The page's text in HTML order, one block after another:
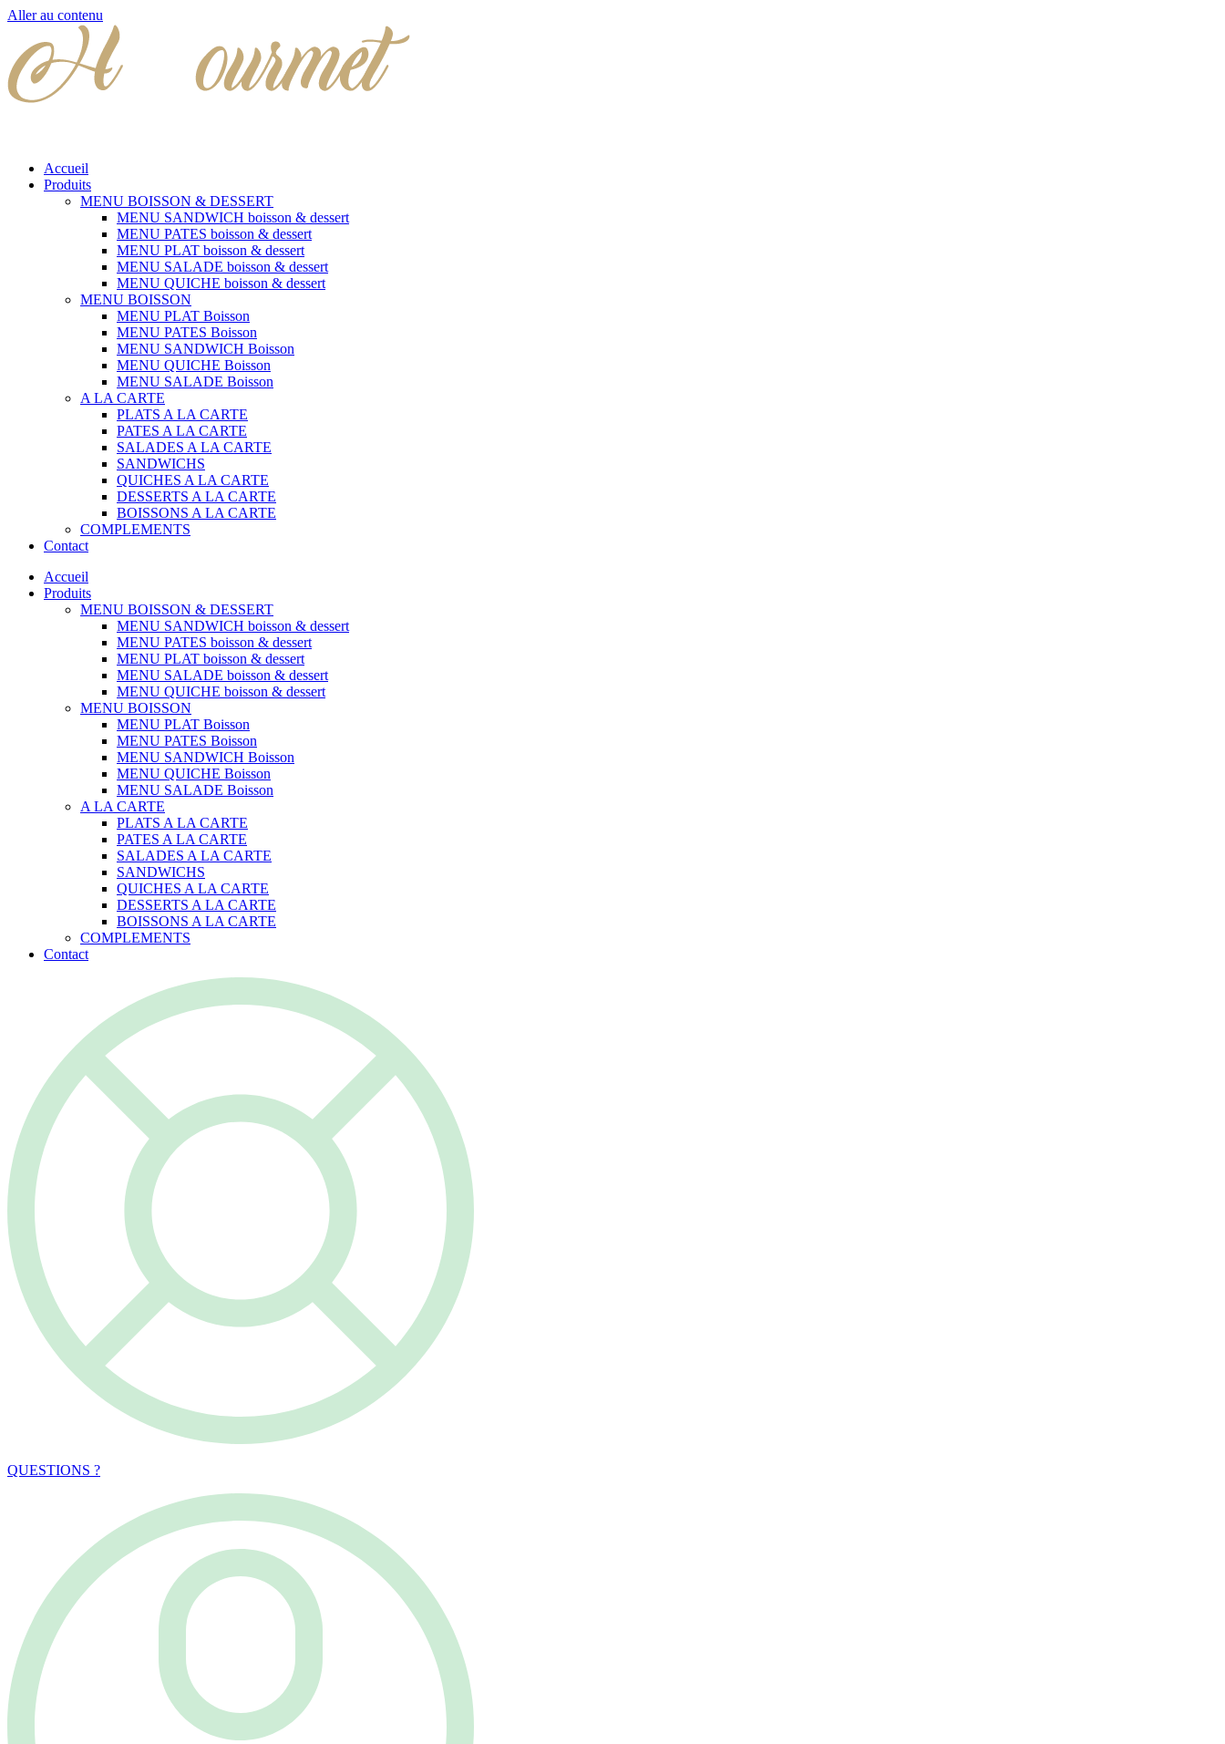
Aller au contenu
Accueil
Produits
MENU BOISSON & DESSERT
MENU SANDWICH boisson & dessert
MENU PATES boisson & dessert
MENU PLAT boisson & dessert
MENU SALADE boisson & dessert
MENU QUICHE boisson & dessert
MENU BOISSON
MENU PLAT Boisson
MENU PATES Boisson
MENU SANDWICH Boisson
MENU QUICHE Boisson
MENU SALADE Boisson
A LA CARTE
PLATS A LA CARTE
PATES A LA CARTE
SALADES A LA CARTE
SANDWICHS
QUICHES A LA CARTE
DESSERTS A LA CARTE
BOISSONS A LA CARTE
COMPLEMENTS
Contact
Accueil
Produits
MENU BOISSON & DESSERT
MENU SANDWICH boisson & dessert
MENU PATES boisson & dessert
MENU PLAT boisson & dessert
MENU SALADE boisson & dessert
MENU QUICHE boisson & dessert
MENU BOISSON
MENU PLAT Boisson
MENU PATES Boisson
MENU SANDWICH Boisson
MENU QUICHE Boisson
MENU SALADE Boisson
A LA CARTE
PLATS A LA CARTE
PATES A LA CARTE
SALADES A LA CARTE
SANDWICHS
QUICHES A LA CARTE
DESSERTS A LA CARTE
BOISSONS A LA CARTE
COMPLEMENTS
Contact
QUESTIONS ?